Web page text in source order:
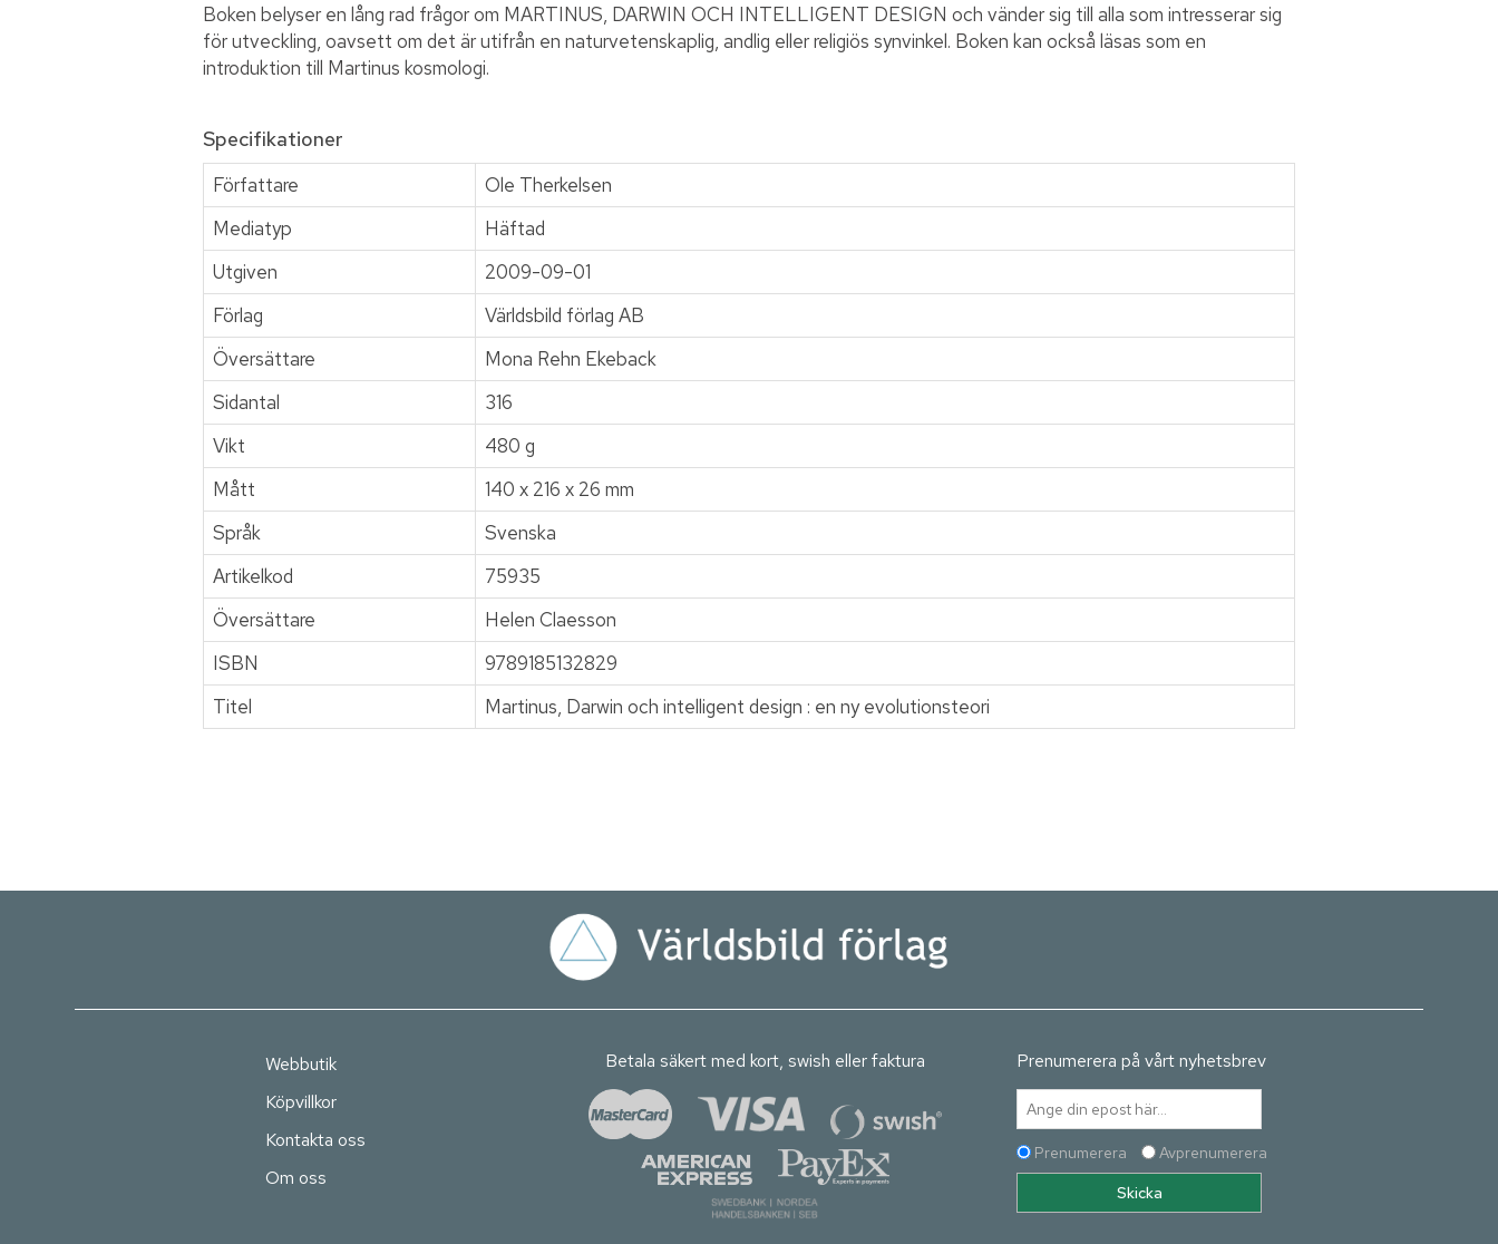
Boken belyser en lång rad frågor om MARTINUS, DARWIN OCH INTELLIGENT DESIGN och vänder sig till alla som intresserar sig
för utveckling, oavsett om det är utifrån en naturvetenskaplig, andlig eller religiös synvinkel. Boken kan också läsas som en
introduktion till Martinus kosmologi.
Specifikationer
Författare
Ole Therkelsen
Mediatyp
Häftad
Utgiven
2009-09-01
Förlag
Världsbild förlag AB
Översättare
Mona Rehn Ekeback
Sidantal
316
Vikt
480 g
Mått
140 x 216 x 26 mm
Språk
Svenska
Artikelkod
75935
Översättare
Helen Claesson
ISBN
9789185132829
Titel
Martinus, Darwin och intelligent design : en ny evolutionsteori
Webbutik
Köpvillkor
Kontakta oss
Om oss
Betala säkert med kort, swish eller faktura Prenumerera på vårt nyhetsbrev
Prenumerera Avprenumerera